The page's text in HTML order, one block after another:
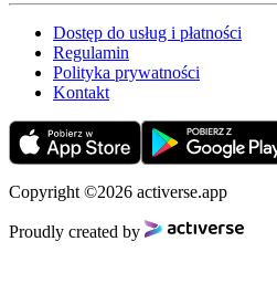
Dostęp do usług i płatności
Regulamin
Polityka prywatności
Kontakt
Copyright ©2026 activerse.app
Proudly created by